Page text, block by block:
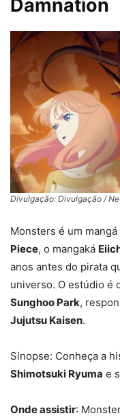
Damnation
Divulgação: Divulgação /
Monsters é um
Piece, o mangaká
anos antes do pirata
universo. O estúdio é
Sunghoo Park,
Jujutsu Kaisen.
Sinopse: Conheça a
Shimotsuki Ryuma e
Onde assistir: